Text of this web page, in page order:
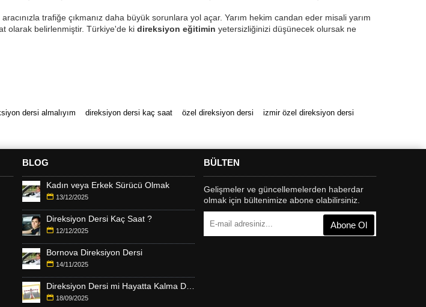
trafiğe çıkmanız daha büyük sorunlara yol açar. Yarım hekim candan eder misali yarım
olarak belirlenmiştir. Türkiye'de ki direksiyon eğitimin yetersizliğinizi düşünecek olursak ne
dersi almalıyım direksiyon dersi kaç saat özel direksiyon dersi
izmir özel direksiyon dersi
BLOG
Kadın veya Erkek Sürücü Olmak
13/12/2025
Direksiyon Dersi Kaç Saat ?
12/12/2025
Bornova Direksiyon Dersi
14/11/2025
18/09/2025
BÜLTEN
Gelişmeler ve güncellemelerden haberdar
olmak için bültenimize abone olabilirsiniz.
Abone Ol